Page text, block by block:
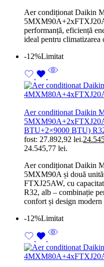
Aer condiționat Daikin
performanță, eficiență
ideal pentru climatizarea
-12%Limitat
Aer conditionat Daikin
BTU+2×9000 BTU)
fost: 27.892,92 lei.
24.545,77 lei.
Aer condiționat Daikin
5MXM90A și două
FTXJ25AW, cu
R32, alb – combinație
confort și design
-12%Limitat